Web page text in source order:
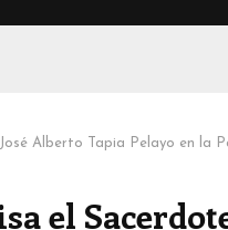
Alberto Tapia Pelayo en la
el